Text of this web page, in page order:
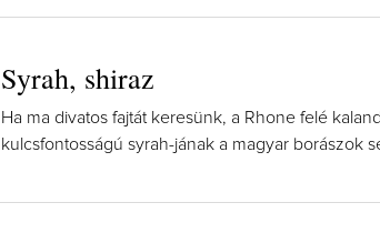
Syrah, shiraz
Ha ma divatos fajtát keresünk, a Rhone felé
kulcsfontosságú syrah-jának a magyar borászok